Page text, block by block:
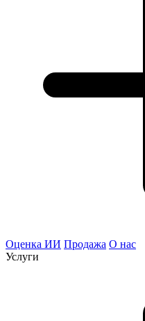
Оценка ИИ Продажа О нас
Услуги